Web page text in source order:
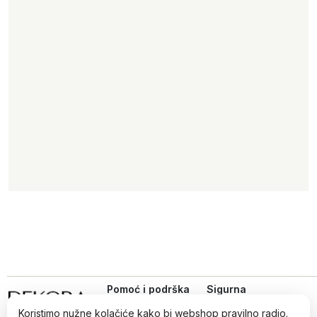
Pomoć i podrška
Sigurna
kupovina
Koristimo nužne kolačiće kako bi webshop pravilno radio.